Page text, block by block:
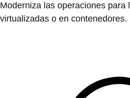
Moderniza las operaciones para
virtualizadas o en contenedores.